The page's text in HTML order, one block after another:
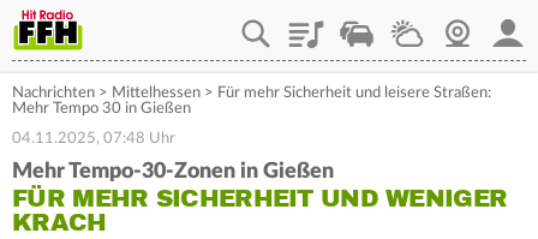
PlaylistStaupilotWetterWebcam
Nachrichten > Mittelhessen > Für mehr Sicherheit und leisere Straßen:
Mehr Tempo 30 in Gießen
04.11.2025, 07:48 Uhr
Mehr Tempo-30-Zonen in Gießen
FÜR MEHR SICHERHEIT UND WENIGER
KRACH